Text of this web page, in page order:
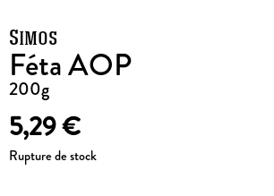
Simos
Féta AOP
200g
5,29€
Rupture de stock